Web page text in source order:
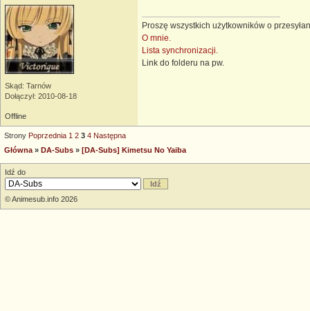
Skąd: Tarnów
Dołączył: 2010-08-18
Proszę wszystkich użytkowników o
O mnie.
Lista synchronizacji.
Link do folderu na pw.
Offline
Strony Poprzednia 1 2 3 4 Następna
Główna » DA-Subs » [DA-Subs] Kimetsu No Yaiba
Idź do
© Animesub.info 2026